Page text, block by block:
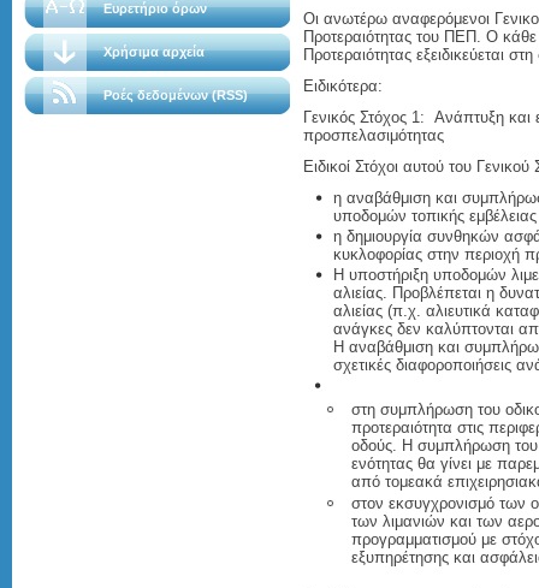
Ευρετήριο όρων
Χρήσιμα αρχεία
Ροές δεδομένων (RSS)
Οι ανωτέρω αναφερόμενοι
Προτεραιότητας του ΠΕΠ. Ο
Προτεραιότητας εξειδικεύεται
Ειδικότερα:
Γενικός Στόχος 1: Ανάπτυξη
προσπελασιμότητας
Ειδικοί Στόχοι αυτού του Γενικού
η αναβάθμιση και
υποδομών τοπικής εμβέλειας
η δημιουργία συνθηκών
κυκλοφορίας στην περιοχή
Η υποστήριξη υποδομών
αλιείας. Προβλέπεται η
αλιείας (π.χ. αλιευτικά
ανάγκες δεν καλύπτονται
Η αναβάθμιση και
σχετικές διαφοροποιήσεις
στη συμπλήρωση του
προτεραιότητα στις
οδούς. Η συμπλήρωση του
ενότητας θα γίνει με
από τομεακά
στον εκσυγχρονισμό των
των λιμανιών και των
προγραμματισμού με
εξυπηρέτησης και